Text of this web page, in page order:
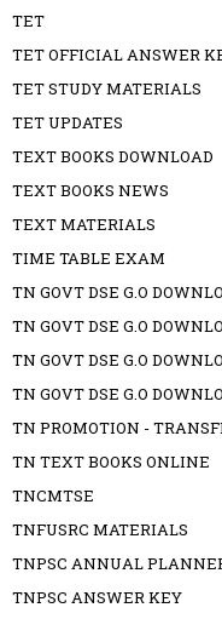
TET
TET OFFICIAL ANSWER
TET STUDY MATERIALS
TET UPDATES
TEXT BOOKS DOWNLOAD
TEXT BOOKS NEWS
TEXT MATERIALS
TIME TABLE EXAM
TN GOVT DSE G.O
TN GOVT DSE G.O
TN GOVT DSE G.O
TN GOVT DSE G.O
TN PROMOTION -
TN TEXT BOOKS ONLINE
TNCMTSE
TNFUSRC MATERIALS
TNPSC ANNUAL
TNPSC ANSWER KEY